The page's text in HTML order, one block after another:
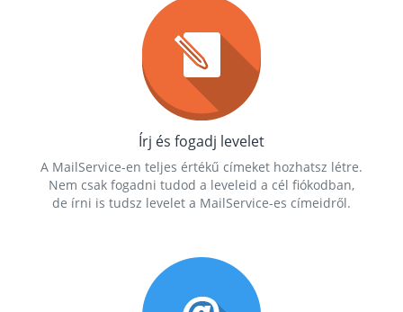
Írj és fogadj levelet
A MailService-en teljes értékű címeket hozhatsz létre.
Nem csak fogadni tudod a leveleid a cél fiókodban,
de írni is tudsz levelet a MailService-es címeidről.